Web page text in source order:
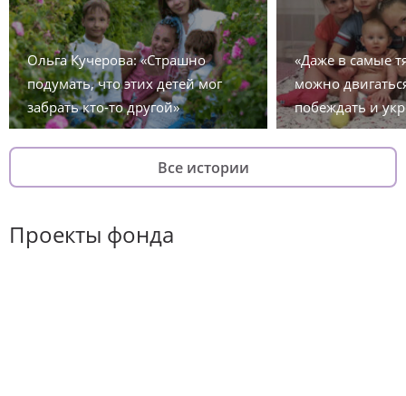
Ольга Кучерова: «Страшно
подумать, что этих детей мог
забрать кто-то другой»
«Даже в самые
можно
побеждать и
Все истории
Проекты фонда